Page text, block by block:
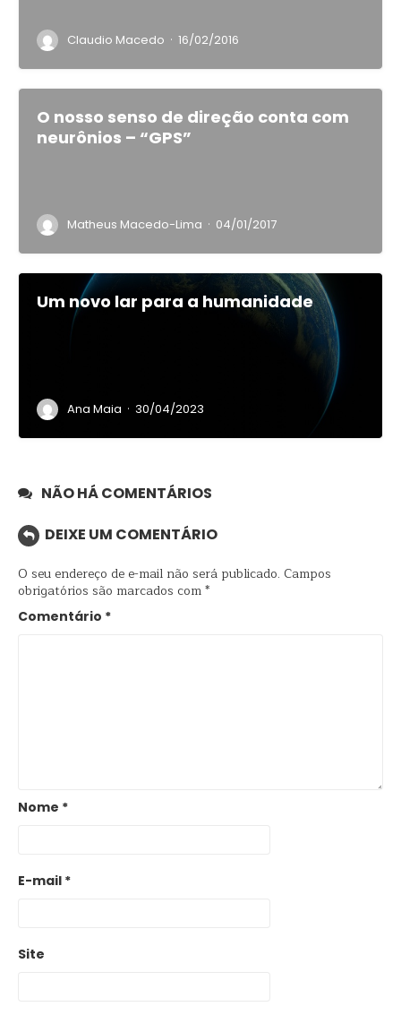
Claudio Macedo · 16/02/2016
O nosso senso de direção conta com
neurônios – “GPS”
Matheus Macedo-Lima · 04/01/2017
Um novo lar para a humanidade
Ana Maia · 30/04/2023
NÃO HÁ COMENTÁRIOS
DEIXE UM COMENTÁRIO
O seu endereço de e-mail não será publicado. Campos
obrigatórios são marcados com*
Comentário *
Nome *
E-mail *
Site